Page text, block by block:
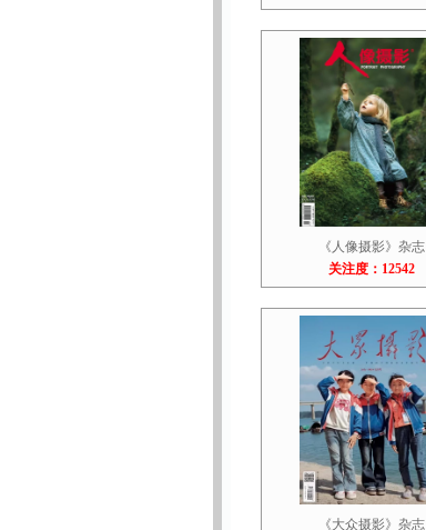
《人像摄影》杂志
关注度：12542
《大众摄影》杂志